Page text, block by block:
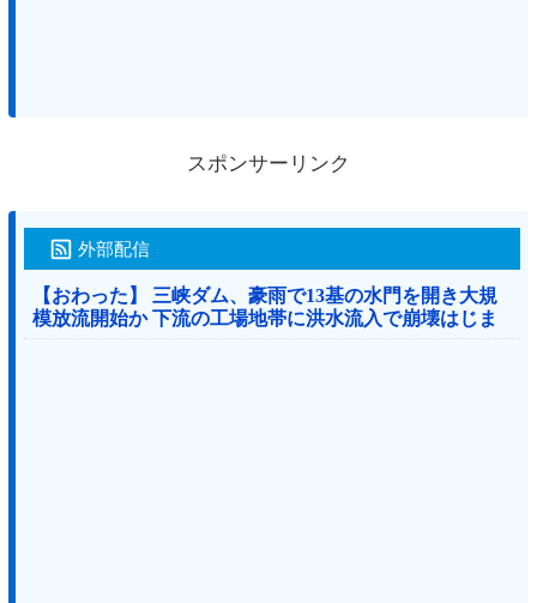
スポンサーリンク
外部配信
【おわった】 三峡ダム、豪雨で13基の水門を開き大規
模放流開始か 下流の工場地帯に洪水流入で崩壊はじま
る